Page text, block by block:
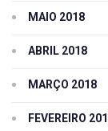
MAIO 2018
ABRIL 2018
MARÇO 2018
FEVEREIRO